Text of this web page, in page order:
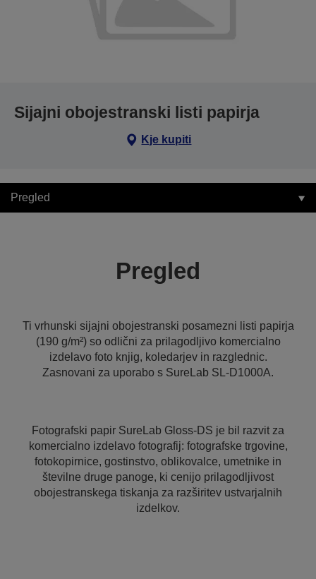
Sijajni obojestranski listi papirja
Kje kupiti
Pregled
Pregled
Ti vrhunski sijajni obojestranski posamezni listi papirja
(190 g/m²) so odlični za prilagodljivo komercialno
izdelavo foto knjig, koledarjev in razglednic.
Zasnovani za uporabo s SureLab SL-D1000A.
Fotografski papir SureLab Gloss-DS je bil razvit za
komercialno izdelavo fotografij: fotografske trgovine,
fotokopirnice, gostinstvo, oblikovalce, umetnike in
številne druge panoge, ki cenijo prilagodljivost
obojestranskega tiskanja za razširitev ustvarjalnih
izdelkov.